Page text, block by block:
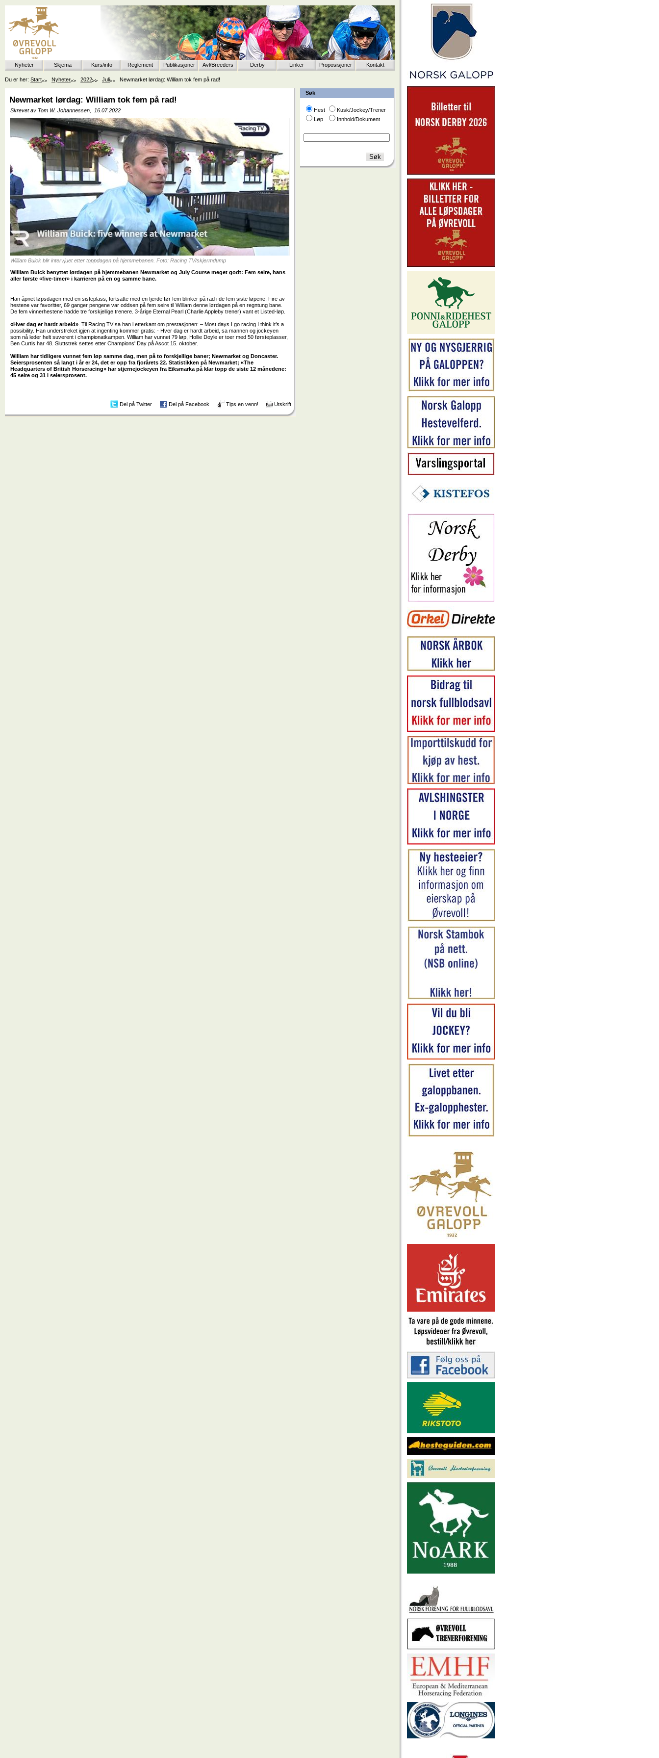
Nyheter Skjema Kurs/info Reglement Publikasjoner Avl/Breeders Derby Linker Proposisjoner Kontakt
Du er her: Start Nyheter 2022 Juli Newmarket lørdag: William tok fem på rad!
Søk
Hest
Kusk/Jockey/Trener
Løp
Innhold/Dokument
Newmarket lørdag: William tok fem på rad!
Skrevet av Tom W. Johannessen, 16.07.2022
William Buick blir intervjuet etter toppdagen på hjemmebanen. Foto: Racing TV/skjermdump
William Buick benyttet lørdagen på hjemmebanen Newmarket og July Course meget godt: Fem seire, hans
aller første «five-timer» i karrieren på en og samme bane.
Han åpnet løpsdagen med en sisteplass, fortsatte med en fjerde før fem blinker på rad i de fem siste løpene. Fire av
hestene var favoritter, 69 ganger pengene var oddsen på fem seire til William denne lørdagen på en regntung bane.
De fem vinnerhestene hadde tre forskjellige trenere. 3-årige Eternal Pearl (Charlie Appleby trener) vant et Listed-løp.
«Hver dag er hardt arbeid» . Til Racing TV sa han i etterkant om prestasjonen: – Most days I go racing I think it’s a
possibility. Han understreket igjen at ingenting kommer gratis: - Hver dag er hardt arbeid, sa mannen og jockeyen
som nå leder helt suverent i championatkampen. William har vunnet 79 løp, Hollie Doyle er toer med 50 førsteplasser,
Ben Curtis har 48. Sluttstrek settes etter Champions' Day på Ascot 15. oktober.
William har tidligere vunnet fem løp samme dag, men på to forskjellige baner; Newmarket og Doncaster.
Seiersprosenten så langt i år er 24, det er opp fra fjorårets 22. Statistikken på Newmarket; «The
Headquarters of British Horseracing» har stjernejockeyen fra Eiksmarka på klar topp de siste 12 månedene:
45 seire og 31 i seiersprosent.
Del på Twitter Del på Facebook Tips en venn! Utskrift